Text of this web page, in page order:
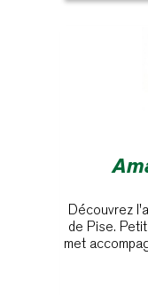
Découvrez
de Pise.
met